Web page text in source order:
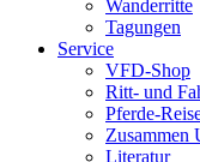
Wanderritte
Tagungen
Service
VFD-Shop
Ritt- und
Pferde-
Zusammen
Literatur